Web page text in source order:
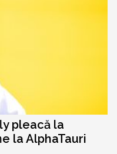
pleacă la
la AlphaTauri